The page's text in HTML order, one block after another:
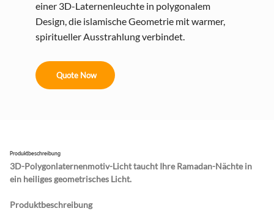
einer 3D-Laternenleuchte in polygonalem
Design, die islamische Geometrie mit warmer,
spiritueller Ausstrahlung verbindet.
Quote Now
Produktbeschreibung
3D-Polygonlaternenmotiv-Licht taucht Ihre Ramadan-Nächte in
ein heiliges geometrisches Licht.
Produktbeschreibung